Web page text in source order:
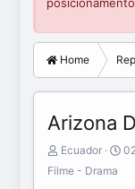
Home
Arizona
A
d
Ecuador
C
Filme - Drama